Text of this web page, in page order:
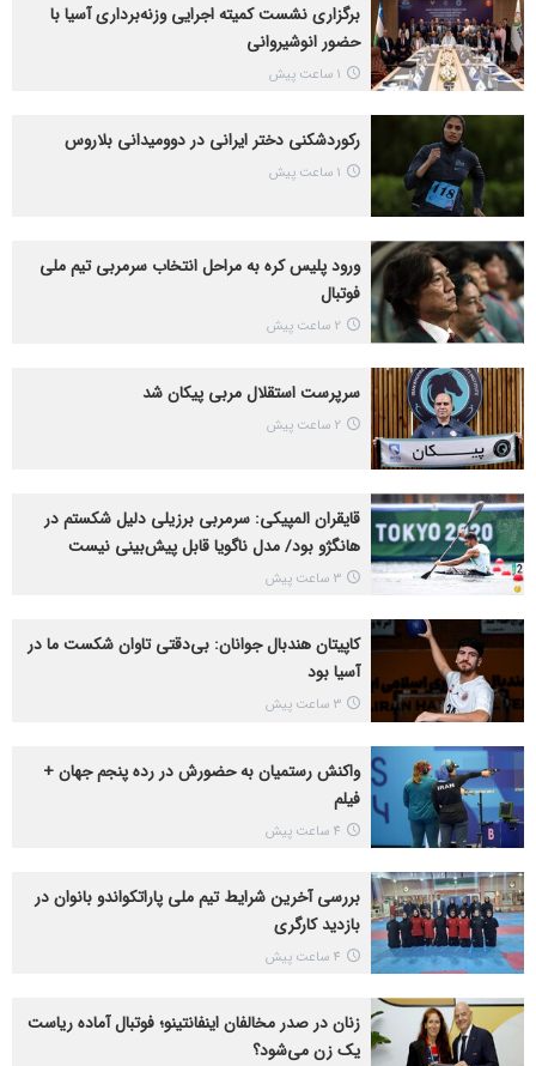
برگزاری نشست کمیته اجرایی وزنه‌برداری آسیا با
حضور انوشیروانی
1 ساعت پیش
رکوردشکنی دختر ایرانی در دوومیدانی بلاروس
1 ساعت پیش
ورود پلیس کره به مراحل انتخاب سرمربی تیم ملی
فوتبال
2 ساعت پیش
سرپرست استقلال مربی پیکان شد
2 ساعت پیش
قایقران المپیکی: سرمربی برزیلی دلیل شکستم در
هانگژو بود/ مدل ناگویا قابل پیش‌بینی نیست
3 ساعت پیش
کاپیتان هندبال جوانان: بی‌دقتی تاوان شکست ما در
آسیا بود
3 ساعت پیش
واکنش رستمیان به حضورش در رده پنجم جهان +
فیلم
4 ساعت پیش
بررسی آخرین شرایط تیم ملی پاراتکواندو بانوان در
بازدید کارگری
4 ساعت پیش
زنان در صدر مخالفان اینفانتینو؛ فوتبال آماده ریاست
یک زن می‌شود؟